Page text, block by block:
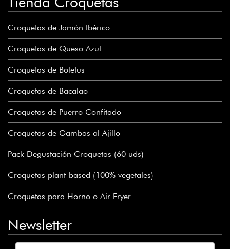
Croquetas de Jamón Ibérico
Croquetas de Queso Azul
Croquetas de Boletus
Croquetas de Bacalao
Croquetas de Puerro Confitado
Croquetas de Gambas al Ajillo
Pack Degustación Croquetas (60 uds)
Croquetas plant-based (100% vegetales)
Croquetas para Horno o Air Fryer
Newsletter
Nombre